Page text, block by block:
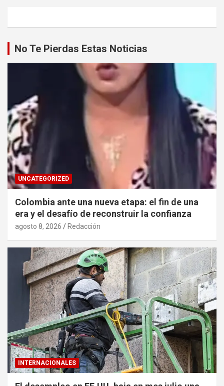
No Te Pierdas Estas Noticias
UNCATEGORIZED
Colombia ante una nueva etapa: el fin de una
era y el desafío de reconstruir la confianza
agosto 8, 2026 Redacción
INTERNACIONALES